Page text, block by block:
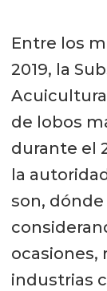
Entre los
2019, la
de lobos
durante el
la
son,
ocasiones,
industrias